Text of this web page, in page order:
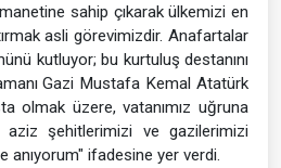
sahip çıkarak ülkemizi en
asli görevimizdir. Anafartalar
kutluyor; bu kurtuluş destanını
Gazi Mustafa Kemal Atatürk
olmak üzere, vatanımız uğruna
aziz şehitlerimizi ve gazilerimizi
anıyorum" ifadesine yer verdi.